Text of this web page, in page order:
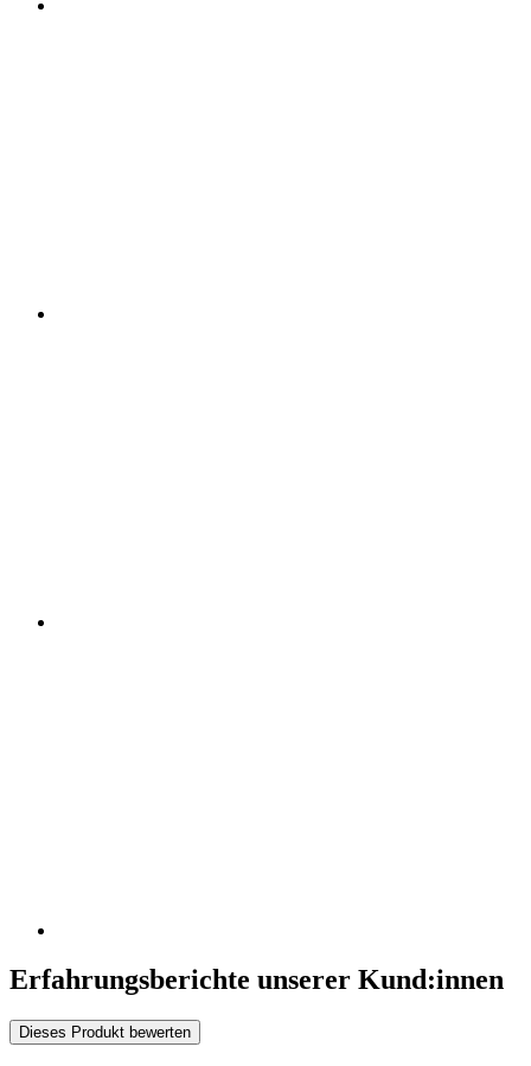
Erfahrungsberichte unserer Kund:innen
Dieses Produkt bewerten